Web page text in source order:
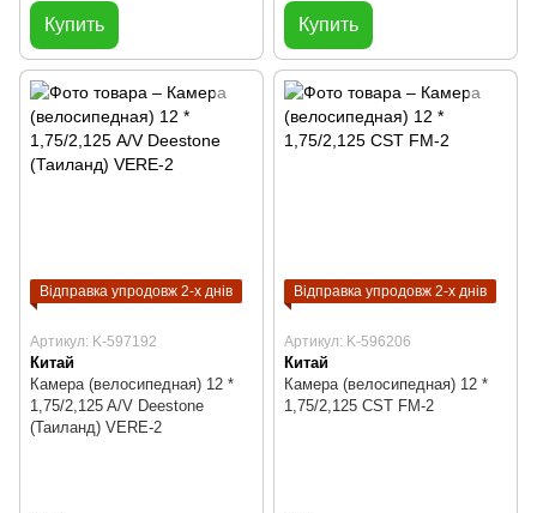
Купить Купить
Відправка упродовж 2-х днів
Артикул: K-597192
Китай
Камера (велосипедная) 12 *
1,75/2,125 A/V Deestone
(Таиланд) VERE-2
Відправка упродовж 2-х днів
Артикул: K-596206
Китай
Камера (велосипедная) 12 *
1,75/2,125 CST FM-2